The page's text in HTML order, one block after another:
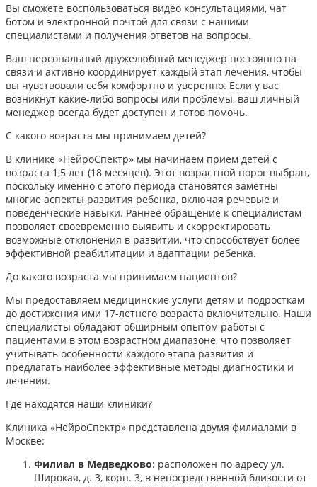
Вы сможете воспользоваться видео консультациями, чат
ботом и электронной почтой для связи с нашими
специалистами и получения ответов на вопросы.
Ваш персональный дружелюбный менеджер постоянно на
связи и активно координирует каждый этап лечения, чтобы
вы чувствовали себя комфортно и уверенно. Если у вас
возникнут какие-либо вопросы или проблемы, ваш личный
менеджер всегда будет доступен и готов помочь.
С какого возраста мы принимаем детей?
В клинике «НейроСпектр» мы начинаем прием детей с
возраста 1,5 лет (18 месяцев). Этот возрастной порог выбран,
поскольку именно с этого периода становятся заметны
многие аспекты развития ребенка, включая речевые и
поведенческие навыки. Раннее обращение к специалистам
позволяет своевременно выявить и скорректировать
возможные отклонения в развитии, что способствует более
эффективной реабилитации и адаптации ребенка.​
До какого возраста мы принимаем пациентов?
Мы предоставляем медицинские услуги детям и подросткам
до достижения ими 17-летнего возраста включительно. Наши
специалисты обладают обширным опытом работы с
пациентами в этом возрастном диапазоне, что позволяет
учитывать особенности каждого этапа развития и
предлагать наиболее эффективные методы диагностики и
лечения.​
Где находятся наши клиники?
Клиника «НейроСпектр» представлена двумя филиалами в
Москве:​
Филиал в Медведково: расположен по адресу ул.
Широкая, д. 3, корп. 3, в непосредственной близости от